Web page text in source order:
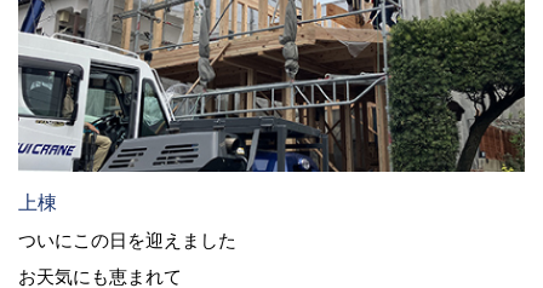
上棟
ついにこの日を迎えました
お天気にも恵まれて